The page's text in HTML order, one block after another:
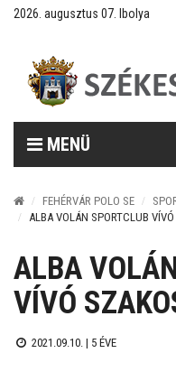
2026. augusztus 07. Ibolya
MENÜ
FEHÉRVÁR POLO SE
ALBA VOLÁN SPORTCLUB
ALBA
VÍVÓ
2021.09.10. | 5 ÉVE